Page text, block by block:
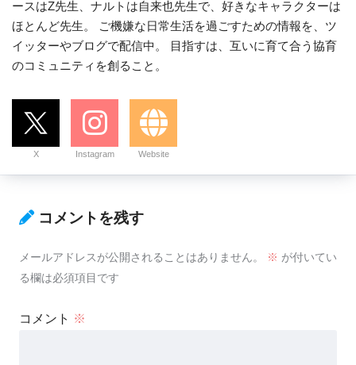
ースはZ先生、ナルトは自来也先生で、好きなキャラクターは
ほとんど先生。 ご機嫌な日常生活を過ごすための情報を、ツ
イッターやブログで配信中。 目指すは、互いに育て合う協育
のコミュニティを創ること。
X Instagram Website
コメントを残す
メールアドレスが公開されることはありません。 ※ が付いてい
る欄は必須項目です
コメント ※